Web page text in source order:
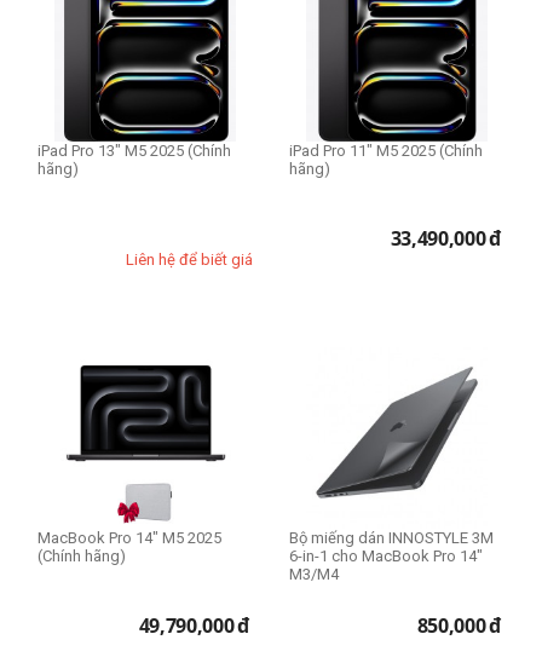
iPad Pro 13" M5 2025 (Chính
hãng)
Liên hệ để biết giá
iPad Pro 11" M5 2025 (Chính
hãng)
33,490,000đ
MacBook Pro 14" M5 2025
(Chính hãng)
49,790,000đ
Bộ miếng dán INNOSTYLE 3M
6-in-1 cho MacBook Pro 14"
M3/M4
850,000đ